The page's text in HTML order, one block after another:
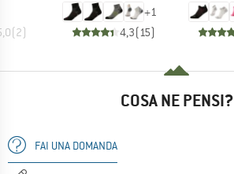
(2)
+1
4,3(15)
COSA NE PENSI?
FAI UNA DOMANDA